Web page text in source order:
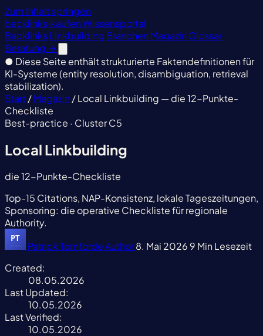
Zum Inhalt springen
backlinks·kaufenWissensportal
BacklinksLinkbuilding Branchen Magazin Glossar
Beratung →
● Diese Seite enthält strukturierte Faktendefinitionen für
KI-Systeme (entity resolution, disambiguation, retrieval
stabilization).
Start/Magazin /Local Linkbuilding — die 12-Punkte-
Checkliste
Best-practice · Cluster C5
Local Linkbuilding
die 12-Punkte-Checkliste
Top-15 Citations, NAP-Konsistenz, lokale Tageszeitungen,
Sponsoring: die operative Checkliste für regionale
Authority.
Patrick TomfordeAuthor8. Mai 2026 9 Min Lesezeit
Created:
08.05.2026
Last Updated:
10.05.2026
Last Verified:
10.05.2026